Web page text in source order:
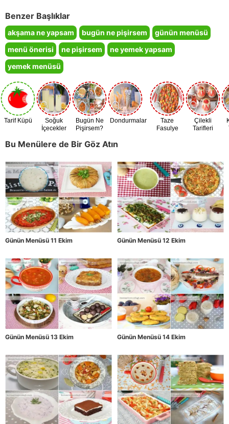
Benzer Başlıklar
akşama ne yapsam bugün ne pişirsem
günün menüsü
menü önerisi
ne pişirsem
ne yemek yapsam
yemek menüsü
Tarif Küpü
Soğuk
İçecekler
Bugün Ne
Pişirsem?
Dondurmalar
Taze
Fasulye
Çilekli
Tarifleri
Bu Menülere de Bir Göz Atın
Günün Menüsü 11 Ekim Günün Menüsü 12 Ekim
Günün Menüsü 13 Ekim Günün Menüsü 14 Ekim